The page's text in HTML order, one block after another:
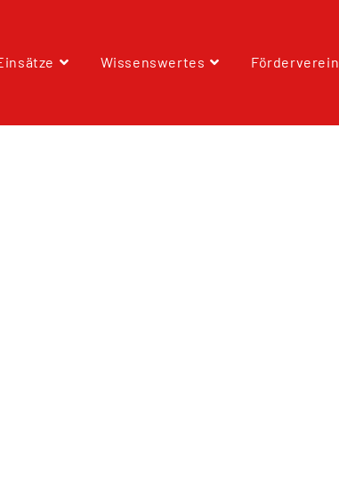
Wissenswertes Förderverein